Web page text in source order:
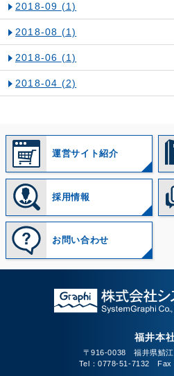
2018-09 (1)
2018-08 (1)
2018-06 (1)
2018-04 (2)
運営サイト紹介
採用情報
お問い合わせ
福井本
〒916-0038 福井県鯖江
Tel：0778-51-7132 Fax